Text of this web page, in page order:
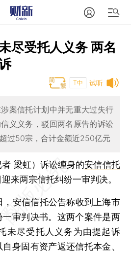
尽受托人义务 两名
试听
T中
案信托计划中并无重大过失行
义义务，驳回两名原告的诉讼
过50宗，合计金额近250亿元
梁虹） 诉讼缠身的安信信托
迎来两宗信托纠纷一审判决。
安信信托公告称收到上海市
审判决书。这两个案件是两
未尽受托人义务为由提起诉
身固有资产返还信托本金、